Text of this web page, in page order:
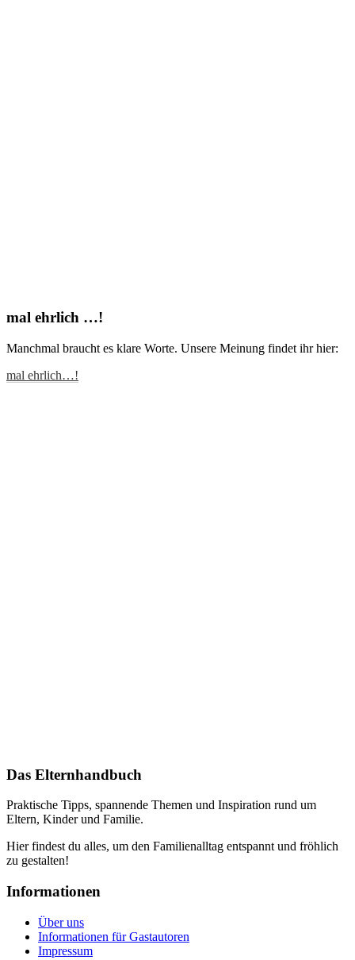
mal ehrlich …!
Manchmal braucht es klare Worte. Unsere Meinung findet ihr hier:
mal ehrlich…!
Das Elternhandbuch
Praktische Tipps, spannende Themen und Inspiration rund um
Eltern, Kinder und Familie.
Hier findest du alles, um den Familienalltag entspannt und fröhlich
zu gestalten!
Informationen
Über uns
Informationen für Gastautoren
Impressum